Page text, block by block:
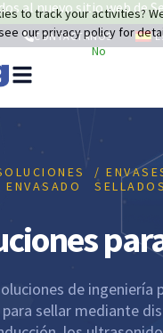
al nuevo sitio web de
CONTÁCTANOS
ENVASADO
/
SELLADOS
de ingeniería
para sellar mediante
to track your activities?
our privacy policy for
No